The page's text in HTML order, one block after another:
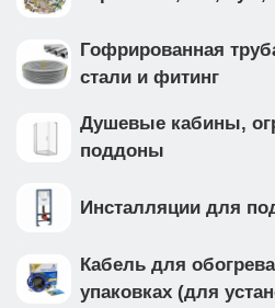
Гофрированная
стали и фитинг
Душевые кабины,
поддоны
Инсталляции для
Кабель для
упаковках (для